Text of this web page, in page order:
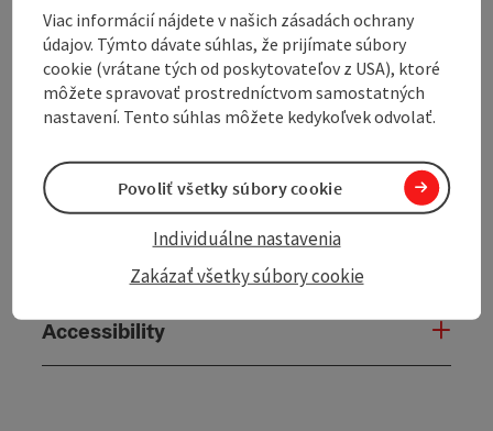
Opening hours
Arrival
Prices
Accessibility
Viac informácií nájdete v našich zásadách ochrany
údajov. Týmto dávate súhlas, že prijímate súbory
cookie (vrátane tých od poskytovateľov z USA), ktoré
môžete spravovať prostredníctvom samostatných
nastavení. Tento súhlas môžete kedykoľvek odvolať.
Zakázať všetky súbory cookie
Individuálne nastavenia
Povoliť všetky súbory cookie